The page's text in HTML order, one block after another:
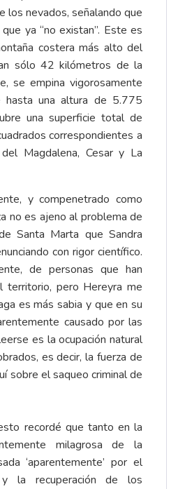
los nevados, señalando que
ya “no existan”. Este es
costera más alto del
sólo 42 kilómetros de la
se empina vigorosamente
hasta una altura de 5.775
una superficie total de
correspondientes a
Magdalena, Cesar y La
y compenetrado como
no es ajeno al problema de
Santa Marta que Sandra
con rigor científico.
de personas que han
territorio, pero Hereyra me
es más sabia y que en su
causado por las
es la ocupación natural
es decir, la fuerza de
sobre el saqueo criminal de
recordé que tanto en la
milagrosa de la
‘aparentemente’ por el
y la recuperación de los